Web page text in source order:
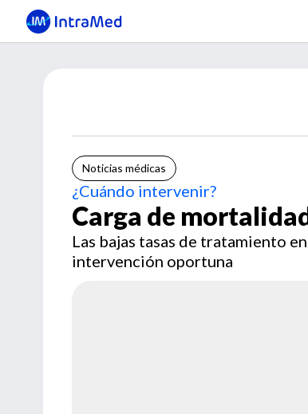
Noticias médicas
¿Cuándo intervenir?
Carga de
Las bajas tasas de tratamiento
intervención oportuna